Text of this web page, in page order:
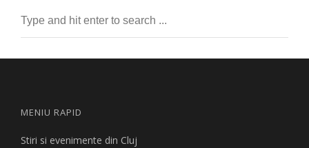
MENIU RAPID
Stiri si evenimente din Cluj